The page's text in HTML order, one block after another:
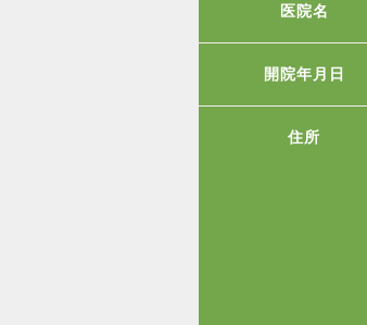
医院名
開院年月日
住所